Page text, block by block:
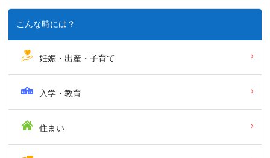
こんな時には？
妊娠・出産・子育て
入学・教育
住まい